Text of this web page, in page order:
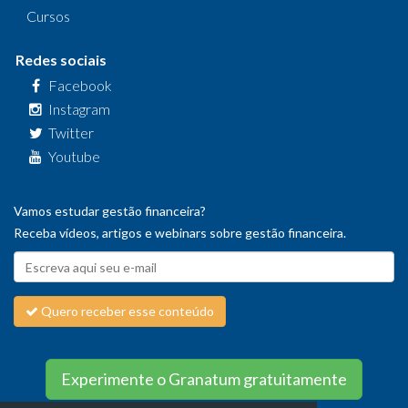
Cursos
Redes sociais
Facebook
Instagram
Twitter
Youtube
Vamos estudar gestão financeira?
Receba vídeos, artigos e webinars sobre gestão financeira.
Quero receber esse conteúdo
Experimente o Granatum gratuitamente